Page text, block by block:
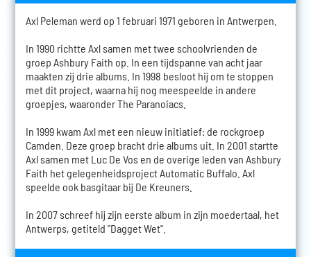
Axl Peleman werd op 1 februari 1971 geboren in Antwerpen.
In 1990 richtte Axl samen met twee schoolvrienden de
groep Ashbury Faith op. In een tijdspanne van acht jaar
maakten zij drie albums. In 1998 besloot hij om te stoppen
met dit project, waarna hij nog meespeelde in andere
groepjes, waaronder The Paranoiacs.
In 1999 kwam Axl met een nieuw initiatief: de rockgroep
Camden. Deze groep bracht drie albums uit. In 2001 startte
Axl samen met Luc De Vos en de overige leden van Ashbury
Faith het gelegenheidsproject Automatic Buffalo. Axl
speelde ook basgitaar bij De Kreuners.
In 2007 schreef hij zijn eerste album in zijn moedertaal, het
Antwerps, getiteld "Dagget Wet".